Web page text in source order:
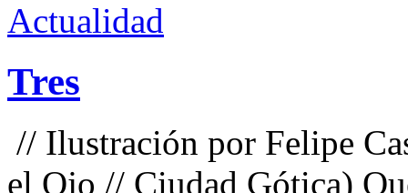
Actualidad
Tres
// Ilustración por Felipe
el Ojo // Ciudad Gótica)